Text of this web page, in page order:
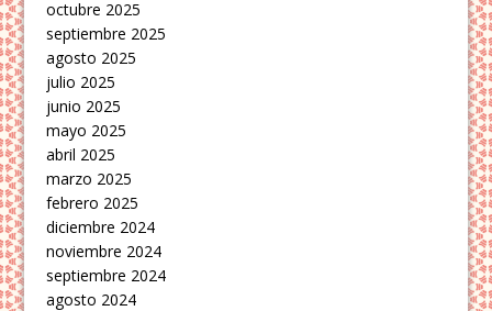
octubre 2025
septiembre 2025
agosto 2025
julio 2025
junio 2025
mayo 2025
abril 2025
marzo 2025
febrero 2025
diciembre 2024
noviembre 2024
septiembre 2024
agosto 2024